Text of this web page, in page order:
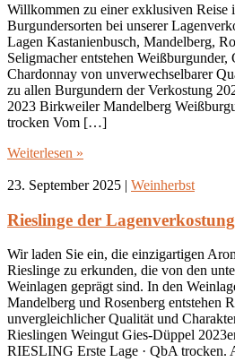
Willkommen zu einer exklusiven Reise
Burgundersorten bei unserer
Lagen Kastanienbusch, Mandelberg,
Seligmacher entstehen Weißburgunder,
Chardonnay von unverwechselbarer
zu allen Burgundern der Verkostung
2023 Birkweiler Mandelberg
trocken Vom […]
Weiterlesen »
23. September 2025 | Weinherbst
Rieslinge der
Wir laden Sie ein, die einzigartigen
Rieslinge zu erkunden, die von den
Weinlagen geprägt sind. In den
Mandelberg und Rosenberg entstehen
unvergleichlicher Qualität und
Rieslingen Weingut Gies-Düppel
RIESLING Erste Lage · QbA